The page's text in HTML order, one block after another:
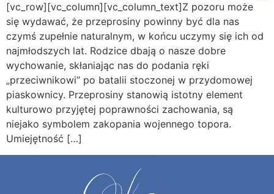
[vc_row][vc_column][vc_column_text]Z pozoru może
się wydawać, że przeprosiny powinny być dla nas
czymś zupełnie naturalnym, w końcu uczymy się ich od
najmłodszych lat. Rodzice dbają o nasze dobre
wychowanie, skłaniając nas do podania ręki
„przeciwnikowi” po batalii stoczonej w przydomowej
piaskownicy. Przeprosiny stanowią istotny element
kulturowo przyjętej poprawności zachowania, są
niejako symbolem zakopania wojennego topora.
Umiejętność […]